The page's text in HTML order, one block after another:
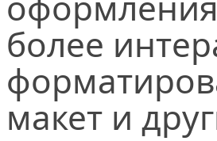
более
макет и